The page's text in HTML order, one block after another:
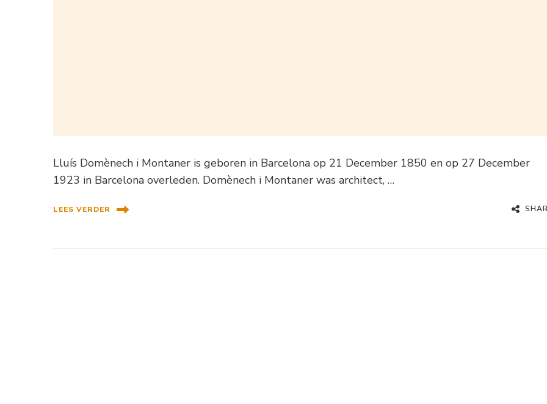
Lluís Domènech i Montaner is geboren in Barcelona op 21 December 1850 en op 27 December
1923 in Barcelona overleden. Domènech i Montaner was architect, …
LEES VERDER